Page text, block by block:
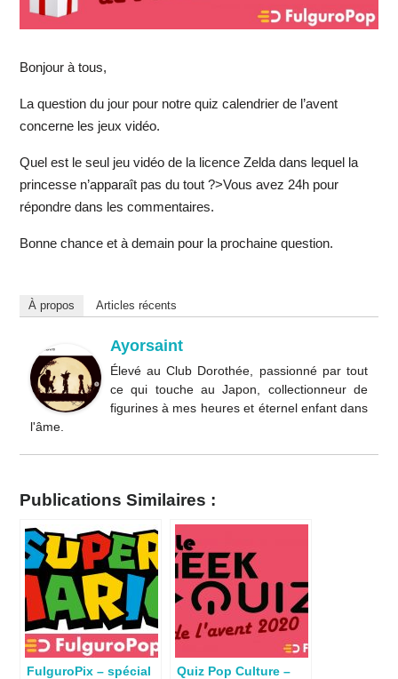
Bonjour à tous,
La question du jour pour notre quiz calendrier de l’avent
concerne les jeux vidéo.
Quel est le seul jeu vidéo de la licence Zelda dans lequel la
princesse n’apparaît pas du tout ?>Vous avez 24h pour
répondre dans les commentaires.
Bonne chance et à demain pour la prochaine question.
À propos Articles récents
Ayorsaint
Élevé au Club Dorothée, passionné par tout
ce qui touche au Japon, collectionneur de
figurines à mes heures et éternel enfant dans
l'âme.
Publications Similaires :
FulguroPix – spécial
Quiz Pop Culture –